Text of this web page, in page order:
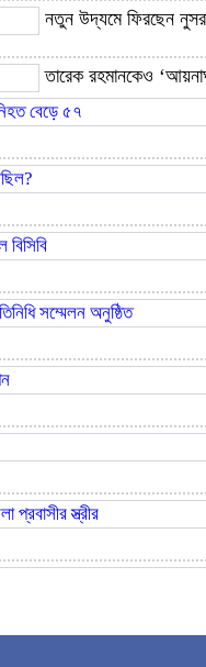
নতুন উদ্যমে ফিরছেন
তারেক রহমানকেও
‘বেশি উইড়েন না, তাহলে
অনেককেই এখন চেনেন না
যুক্তরাষ্ট্র ইরানের সব
মালয়েশিয়াকে বড় ব্যবধানে
পরীক্ষক নিয়োগে